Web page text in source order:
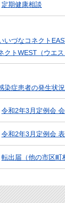
定期健康相談
いづなコネクト
クトWEST（ウエス
染症患者の発生状
令和2年3月定例会
令和2年3月定例会
転出届（他の市区町